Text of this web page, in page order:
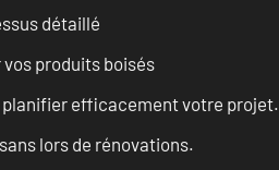
détaillé
vos produits boisés
efficacement votre projet.
lors de rénovations.